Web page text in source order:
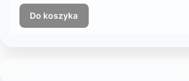
Do koszyka